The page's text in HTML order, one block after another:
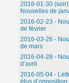
2016-01-30
Nouvelles de
2016-02-23 -
de février
2016-03-26 -
de mars
2016-04-28 -
d’avril
2016-05-04 -